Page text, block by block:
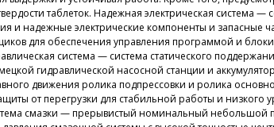
таблеток. Надежная электрическая система —
и надежные электрические компоненты и запасные
для обеспечения управления программой и
система — система статического
гидравлической насосной станции и
движения ролика подпрессовки и ролика
от перегрузки для стабильной работы и низкого
смазки — прерывистый номинальный небольшой